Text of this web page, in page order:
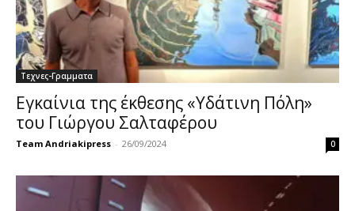
Τεχνες-Γραμματα
Εγκαίνια της έκθεσης «Υδάτινη Πόλη»
του Γιώργου Σαλταφέρου
Team Andriakipress - 26/09/2024 0